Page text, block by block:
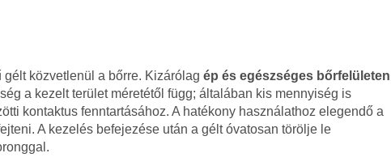
közvetlenül a bőrre. Kizárólag ép és egészséges bőrfelületen
a kezelt terület méretétől függ; általában kis mennyiség is
kontaktus fenntartásához. A hatékony használathoz elegendő a
A kezelés befejezése után a gélt óvatosan törölje le